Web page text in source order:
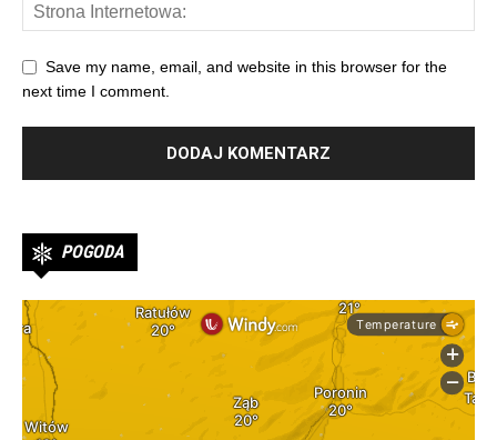
Save my name, email, and website in this browser for the
next time I comment.
POGODA